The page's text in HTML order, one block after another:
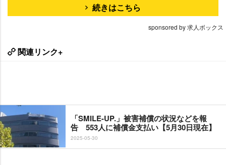
続きはこちら
sponsored by 求人ボックス
関連リンク+
「SMILE-UP.」被害補償の状況などを報
告 553人に補償金支払い【5月30日現在】
2025-05-30